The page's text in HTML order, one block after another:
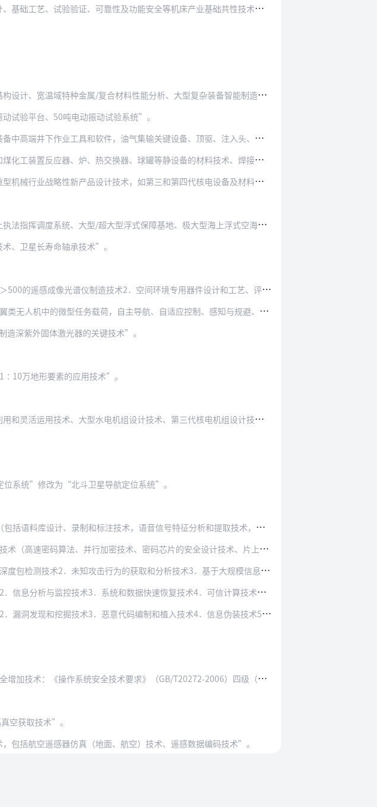
工艺、试验验证、可靠性及功能安全等机床产业基础共性技术研究”。
域特种金属/复合材料性能分析、大型复杂装备智能制造与先进测试技术”。
试验平台、50吨电动振动试验系统”。
具和软件，油气集输关键设备、顶驱、注入头、压裂痕、液氮泵、液氮蒸发…
、炉、热交换器、球罐等静设备的材料技术、焊接技术、热处理技术、加工技…
新产品设计技术，如第三和第四代核电设备及材料技术、海工设备技术等”。
、大型/超大型浮式保障基地、极大型海上浮式空海港、海上卫星发射平台、…
、卫星长寿命轴承技术”。
像光谱仪制造技术2．空间环境专用器件设计和工艺、评价方法和设备、空间…
型任务载荷，自主导航、自适应控制、感知与规避、高可靠通信、适航及空域…
造深紫外固体激光器的关键技术”。
万地形要素的应用技术”。
、大型水电机组设计技术、第三代核电机组设计技术、特高压交直流输变电成…
位系统”修改为“北斗卫星导航定位系统”。
录制和标注技术，语音信号特征分析和提取技术，文本特征分析和预测技术…
法、并行加密技术、密码芯片的安全设计技术、片上密码芯片（SOC）设计…
2．未知攻击行为的获取和分析技术3．基于大规模信息采集与分析的战略预警…
息分析与监控技术3．系统和数据快速恢复技术4．可信计算技术”。
挖掘技术3．恶意代码编制和植入技术4．信息伪装技术5．网络攻击追踪溯源…
：《操作系统安全技术要求》（GB/T20272-2006）四级（包含）以上…
空获取技术”。
包括航空遥感器仿真（地面、航空）技术、遥感数据编码技术”。